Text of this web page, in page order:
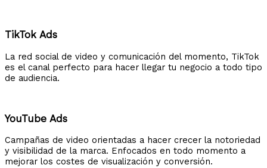
TikTok Ads
La red social de video y comunicación del momento, TikTok
es el canal perfecto para hacer llegar tu negocio a todo tipo
de audiencia.
YouTube Ads
Campañas de video orientadas a hacer crecer la notoriedad
y visibilidad de la marca. Enfocados en todo momento a
mejorar los costes de visualización y conversión.